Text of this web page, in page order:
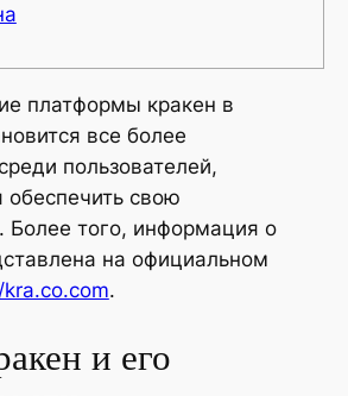
платформы кракен в
все более
пользователей,
свою
Более того, информация о
на официальном
.
и его